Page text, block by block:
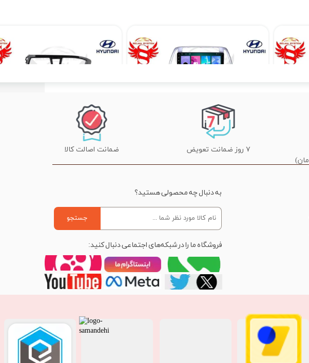
۱۴,۸۹۰,۰۰۰ تومان
مانیتور فابریک خودروی هیوندای i20 قدیم مدل اندروید سری 116 رام 1 حافظه 16
۱۱,۹۰۰,۰۰۰ تومان
مانیتور فابریک خودروی هیوندای i20 مدل اندروید سری 116 رام 1 حافظه 16
۷ روز ضمانت تعویض ضمانت اصالت کالا
به دنبال چه محصولی هستید؟
جستجو
فروشگاه ما را در شبکه‌های اجتماعی دنبال کنید: